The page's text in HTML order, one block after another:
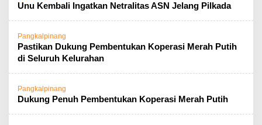
Unu Kembali Ingatkan Netralitas ASN Jelang Pilkada
Pangkalpinang
Pastikan Dukung Pembentukan Koperasi Merah Putih
di Seluruh Kelurahan
Pangkalpinang
Dukung Penuh Pembentukan Koperasi Merah Putih